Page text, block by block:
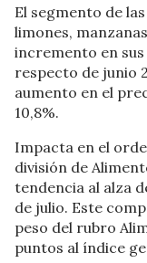
El segmento de
limones,
incremento en
respecto de junio
aumento en el
10,8%.
Impacta en el
división de
tendencia al alza
de julio. Este
peso del rubro
puntos al índice